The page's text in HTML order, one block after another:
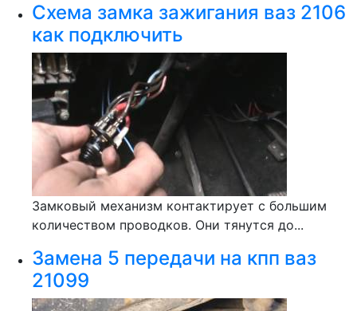
Схема замка зажигания ваз 2106
как подключить
Замковый механизм контактирует с большим
количеством проводков. Они тянутся до...
Замена 5 передачи на кпп ваз
21099